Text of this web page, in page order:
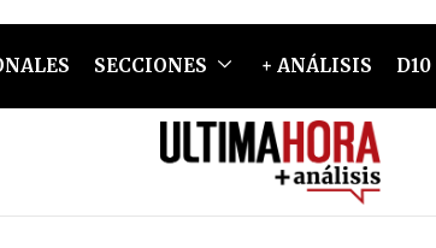
SECCIONES + ANÁLISIS D10